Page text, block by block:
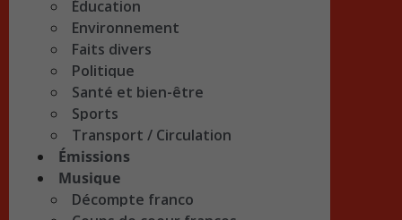
Éducation
Environnement
Faits divers
Politique
Santé et bien-être
Sports
Transport / Circulation
Émissions
Musique
Décompte franco